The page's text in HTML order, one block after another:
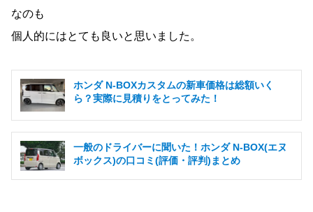
なのも
個人的にはとても良いと思いました。
ホンダ N-BOXカスタムの新車価格は総額いく
ら？実際に見積りをとってみた！
一般のドライバーに聞いた！ホンダ N-BOX(エヌ
ボックス)の口コミ(評価・評判)まとめ